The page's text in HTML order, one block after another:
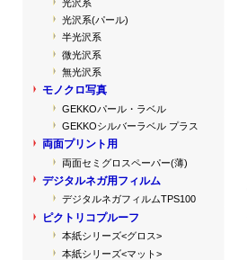
光沢系
光沢系(パール)
半光沢系
微光沢系
無光沢系
モノクロ写真
GEKKOパール・ラベル
GEKKOシルバーラベル プラス
両面プリント用
両面セミグロスペーパー(薄)
デジタルネガ用フィルム
デジタルネガフィルムTPS100
ピクトリコプルーフ
本紙シリーズ<グロス>
本紙シリーズ<マット>